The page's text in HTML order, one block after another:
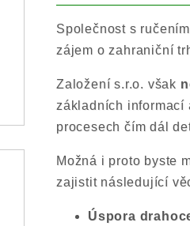
Společnost s
zájem o zahraniční
Založení s.r.o. však
základních informací
procesech čím dál
Možná i proto byste
zajistit následující
Úspora